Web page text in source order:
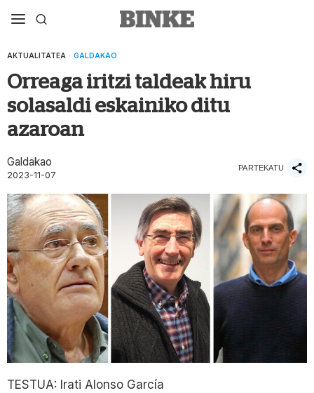
AKTUALITATEA · GALDAKAO
Orreaga iritzi taldeak hiru
solasaldi eskainiko ditu
azaroan
Galdakao
2023-11-07
PARTEKATU
TESTUA: Irati Alonso García